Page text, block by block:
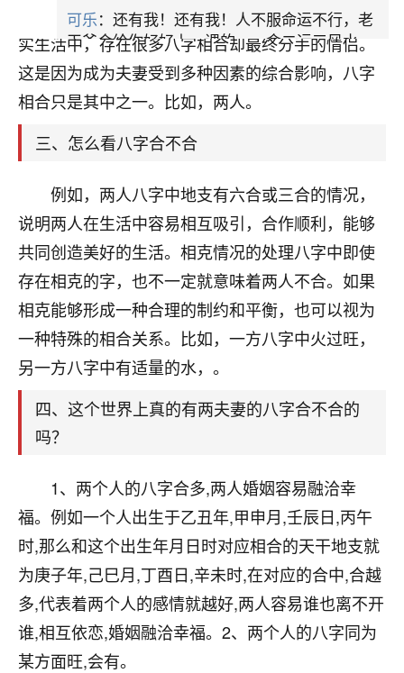
婚姻必然性：八字合的人不一定就会在一起。在现
实生活中，存在很多八字相合却最终分手的情侣。
这是因为成为夫妻受到多种因素的综合影响，八字
相合只是其中之一。比如，两人。
三、怎么看八字合不合
例如，两人八字中地支有六合或三合的情况，
说明两人在生活中容易相互吸引，合作顺利，能够
共同创造美好的生活。相克情况的处理八字中即使
存在相克的字，也不一定就意味着两人不合。如果
相克能够形成一种合理的制约和平衡，也可以视为
一种特殊的相合关系。比如，一方八字中火过旺，
另一方八字中有适量的水，。
四、这个世界上真的有两夫妻的八字合不合的
吗？
1、两个人的八字合多,两人婚姻容易融洽幸
福。例如一个人出生于乙丑年,甲申月,壬辰日,丙午
时,那么和这个出生年月日时对应相合的天干地支就
为庚子年,己巳月,丁酉日,辛未时,在对应的合中,合越
多,代表着两个人的感情就越好,两人容易谁也离不开
谁,相互依恋,婚姻融洽幸福。2、两个人的八字同为
某方面旺,会有。
可乐：还有我！还有我！人不服命运不行，老
天爷会给你好好上一课的。一命二运三风水，
哪样不服都不行！
平安是福：我也是每年找老师化太岁，看年
卦，认识老师3年了，都是缘分啊！
17分钟前 来自湖北
心若莲花
我是做餐饮的，这两年，生意屡屡受挫，店开一家关
一家，要么生意不好，生意好的就出事。前些年攒的
家底快败光了，真是倒霉！我也想找人看看到底怎么
回事？
鹿森：你可以找老师看看，人有时不服命不行
啊！
太阳当空赵：我也做餐饮的，生意不算大，但
是我从找店开始都是找慧来老师跟进的，选
址、风水、还有开业日子，哪哪都看了，虽然
2小时前 来自海南 18
梦醒时分
我女儿高二叛逆，大半年不上学，一说她就要死要活
的，把我们两口子愁的不行，朋友给我推荐的慧来老
师，一开始我是病急乱投医，这半年来，法事一个个
做完，我女儿跟变了个人一样，不期望她能考多好的
大学，只要能安安稳稳的把书读了，身体心理都健健
康康的我就很知足了！